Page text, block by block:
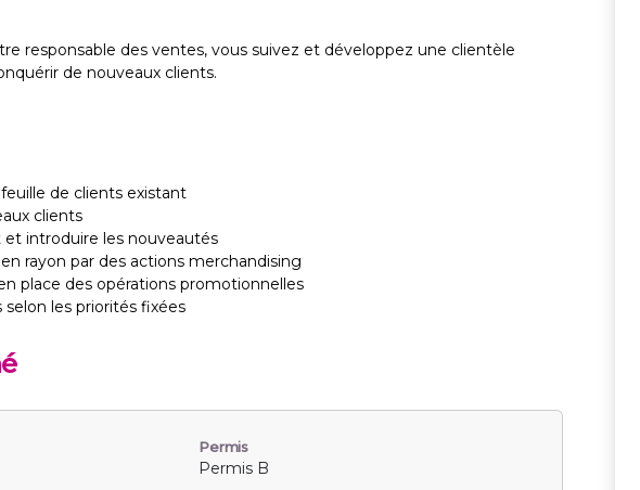
responsable des ventes, vous suivez et développez une clientèle
de nouveaux clients.
de clients existant
clients
et introduire les nouveautés
rayon par des actions merchandising
place des opérations promotionnelles
selon les priorités fixées
Permis
Permis B